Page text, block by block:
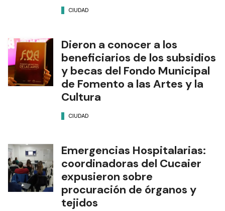
CIUDAD
Dieron a conocer a los
beneficiarios de los subsidios
y becas del Fondo Municipal
de Fomento a las Artes y la
Cultura
CIUDAD
Emergencias Hospitalarias:
coordinadoras del Cucaier
expusieron sobre
procuración de órganos y
tejidos